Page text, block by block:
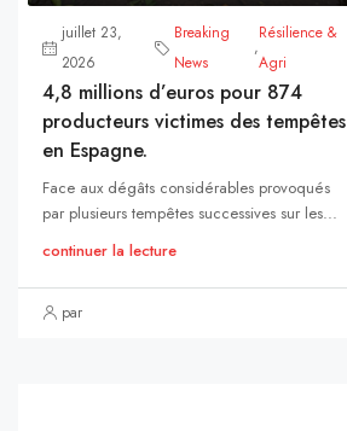
juillet 23,
2026
Breaking
News
,
Résilience &
Agri
4,8 millions d’euros pour 874
producteurs victimes des tempêtes
en Espagne.
Face aux dégâts considérables provoqués
par plusieurs tempêtes successives sur les...
continuer la lecture
par